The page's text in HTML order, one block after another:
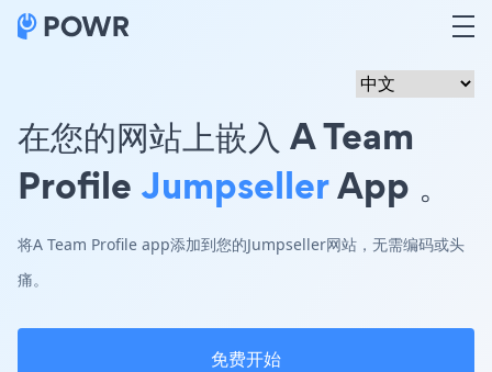
在您的网站上嵌入 A Team
Profile JumpsellerApp 。
将A Team Profile app添加到您的Jumpseller网站，无需编码或头
痛。
免费开始